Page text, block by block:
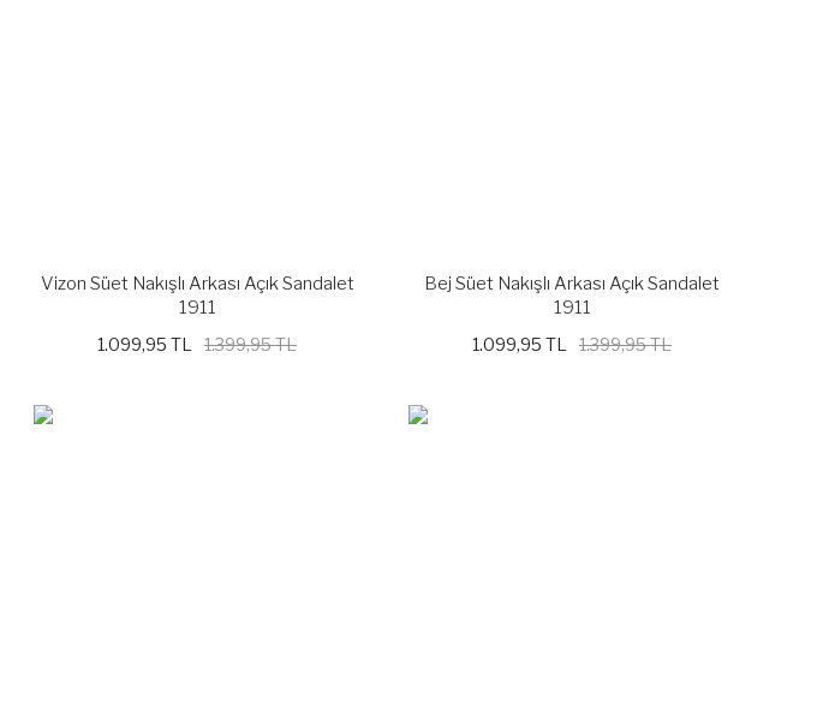
Vizon Süet Nakışlı Arkası Açık Sandalet
1911
1.099,95 TL 1.399,95 TL
Bej Süet Nakışlı Arkası Açık Sandalet
1911
1.099,95 TL 1.399,95 TL